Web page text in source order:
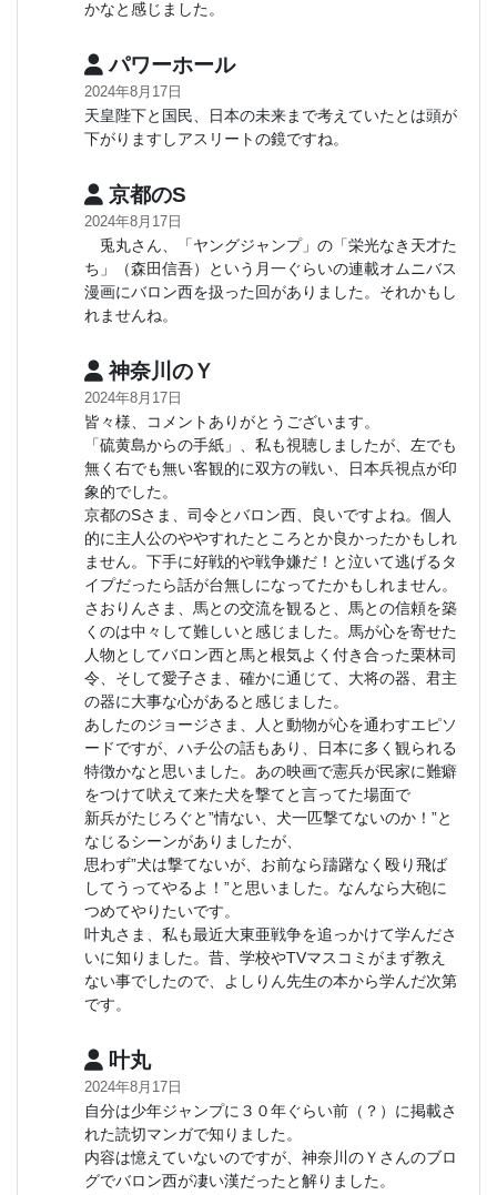
かなと感じました。
パワーホール
2024年8月17日
天皇陛下と国民、日本の未来まで考えていたとは頭が
下がりますしアスリートの鏡ですね。
京都のS
2024年8月17日
兎丸さん、「ヤングジャンプ」の「栄光なき天才た
ち」（森田信吾）という月一ぐらいの連載オムニバス
漫画にバロン西を扱った回がありました。それかもし
れませんね。
神奈川のＹ
2024年8月17日
皆々様、コメントありがとうございます。
「硫黄島からの手紙」、私も視聴しましたが、左でも
無く右でも無い客観的に双方の戦い、日本兵視点が印
象的でした。
京都のSさま、司令とバロン西、良いですよね。個人
的に主人公のややすれたところとか良かったかもしれ
ません。下手に好戦的や戦争嫌だ！と泣いて逃げるタ
イプだったら話が台無しになってたかもしれません。
さおりんさま、馬との交流を観ると、馬との信頼を築
くのは中々して難しいと感じました。馬が心を寄せた
人物としてバロン西と馬と根気よく付き合った栗林司
令、そして愛子さま、確かに通じて、大将の器、君主
の器に大事な心があると感じました。
あしたのジョージさま、人と動物が心を通わすエピソ
ードですが、ハチ公の話もあり、日本に多く観られる
特徴かなと思いました。あの映画で憲兵が民家に難癖
をつけて吠えて来た犬を撃てと言ってた場面で
新兵がたじろぐと”情ない、犬一匹撃てないのか！”と
なじるシーンがありましたが、
思わず”犬は撃てないが、お前なら躊躇なく殴り飛ば
してうってやるよ！”と思いました。なんなら大砲に
つめてやりたいです。
叶丸さま、私も最近大東亜戦争を追っかけて学んださ
いに知りました。昔、学校やTVマスコミがまず教え
ない事でしたので、よしりん先生の本から学んだ次第
です。
叶丸
2024年8月17日
自分は少年ジャンプに３０年ぐらい前（？）に掲載さ
れた読切マンガで知りました。
内容は憶えていないのですが、神奈川のＹさんのブロ
グでバロン西が凄い漢だったと解りました。